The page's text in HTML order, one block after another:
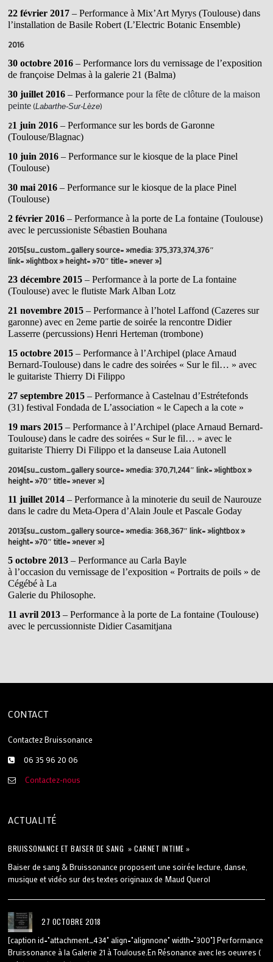
22 février 2017 – Performance à Mix’Art Myrys (Toulouse) dans
l’installation de Basile Robert (L’Electric Botanic Ensemble)
2016
30 octobre 2016 – Performance lors du vernissage de l’exposition
de françoise Delmas à la galerie 21 (Balma)
30 juillet 2016 – Performancepour la fête de clôture de la maison
peinte(Labarthe-Sur-Lèze)
21 juin 2016 – Performance sur les bords de Garonne
(Toulouse/Blagnac)
10 juin 2016 – Performance sur le kiosque de la place Pinel
(Toulouse)
30 mai 2016 – Performance sur le kiosque de la place Pinel
(Toulouse)
2 février 2016 – Performance à la porte de La fontaine (Toulouse)
avec le percussioniste Sébastien Bouhana
2015[su_custom_gallery source= »media: 375,373,374,376″
link= »lightbox » height= »70″ title= »never »]
23 décembre 2015 – Performance à la porte de La fontaine
(Toulouse) avec le flutiste Mark Alban Lotz
21 novembre 2015 – Performance à l’hotel Laffond (Cazeres sur
garonne) avec en 2eme partie de soirée la rencontre Didier
Lasserre (percussions) Henri Herteman (trombone)
15 octobre 2015 – Performance à l’Archipel (place Arnaud
Bernard-Toulouse) dans le cadre des soirées « Sur le fil… » avec
le guitariste Thierry Di Filippo
27 septembre 2015 – Performance à Castelnau d’Estrétefonds
(31) festival Fondada de L’association « le Capech a la cote »
19 mars 2015 – Performance à l’Archipel (place Arnaud Bernard-
Toulouse) dans le cadre des soirées « Sur le fil… » avec le
guitariste Thierry Di Filippo et la danseuse Laia Autonell
2014[su_custom_gallery source= »media: 370,71,244″ link= »lightbox »
height= »70″ title= »never »]
11 juillet 2014 – Performance à la minoterie du seuil de Naurouze
dans le cadre du Meta-Opera d’Alain Joule et Pascale Goday
2013[su_custom_gallery source= »media: 368,367″ link= »lightbox »
height= »70″ title= »never »]
5 octobre 2013 – Performance au Carla Bayle
à l’occasion du vernissage de l’exposition « Portraits de poils » de
Cégébé à La
Galerie du Philosophe.
11 avril 2013 – Performance à la porte de La fontaine (Toulouse)
avec le percussionniste Didier Casamitjana
CONTACT
Contactez Bruissonance
06 35 96 20 06
Contactez-nous
ACTUALITÉ
BRUISSONANCE ET BAISER DE SANG » CARNET INTIME »
Baiser de sang & Bruissonance proposent une soirée lecture, danse,
musique et vidéo sur des textes originaux de Maud Querol
27 OCTOBRE 2018
[caption id="attachment_434" align="alignnone" width="300"] Performance
Bruissonance à la Galerie 21 à Toulouse.En Résonance avec les oeuvres (